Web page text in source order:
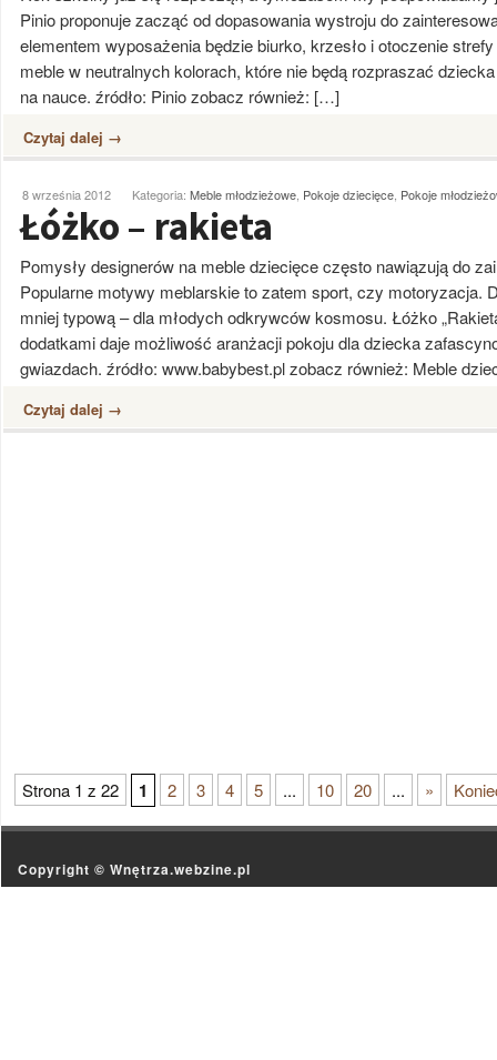
Pinio proponuje zacząć od dopasowania wystroju do
elementem wyposażenia będzie biurko, krzesło i otoczenie
meble w neutralnych kolorach, które nie będą rozpraszać
na nauce. źródło: Pinio zobacz również: […]
Czytaj dalej →
8 września 2012 Kategoria: Meble młodzieżowe Pokoje dziecięce Pokoje
Łóżko – rakieta
Pomysły designerów na meble dziecięce często nawiązują do
Popularne motywy meblarskie to zatem sport, czy motoryzacja.
mniej typową – dla młodych odkrywców kosmosu. Łóżko
dodatkami daje możliwość aranżacji pokoju dla dziecka
gwiazdach. źródło: www.babybest.pl zobacz również: Meble
Czytaj dalej →
Strona 1 z 22 1 2 3 4 5 ... 10 20 ... »
Copyright © Wnętrza.webzine.pl